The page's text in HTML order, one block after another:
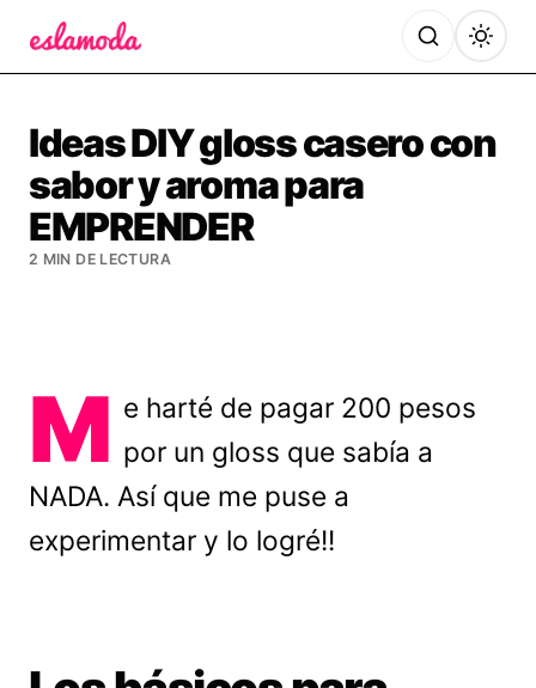
Ideas DIY gloss casero con
sabor y aroma para
EMPRENDER
2 MIN DE LECTURA
M e harté de pagar 200 pesos
por un gloss que sabía a
NADA. Así que me puse a
experimentar y lo logré!!